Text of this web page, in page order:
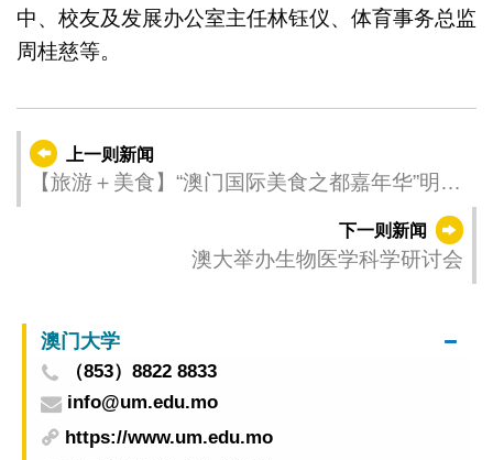
中、校友及发展办公室主任林钰仪、体育事务总监
周桂慈等。
上一则新闻
【旅游＋美食】“澳门国际美食之都嘉年华”明盛
下一则新闻
澳大举办生物医学科学研讨会
澳门大学
（853）8822 8833
info@um.edu.mo
https://www.um.edu.mo